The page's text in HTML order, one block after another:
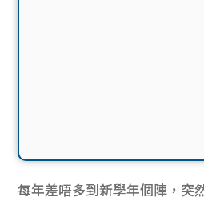
每年差唔多到新學年個陣，突